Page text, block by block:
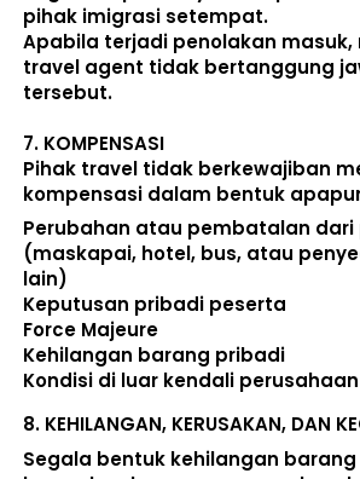
pihak imigrasi setempat.
Apabila terjadi penolakan masuk,
travel agent tidak bertanggung
tersebut.
7. KOMPENSASI
Pihak travel tidak berkewajiban
kompensasi dalam bentuk
Perubahan atau pembatalan dari
(maskapai, hotel, bus, atau
lain)
Keputusan pribadi peserta
Force Majeure
Kehilangan barang pribadi
Kondisi di luar kendali perusahaan
8. KEHILANGAN, KERUSAKAN, DAN
Segala bentuk kehilangan